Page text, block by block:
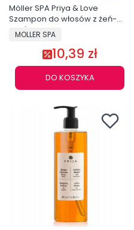
Möller SPA Priya & Love
Szampon do włosów z żeń-
szeń Prija 300ml Premium
MOLLER SPA
10,39 zł
DO KOSZYKA